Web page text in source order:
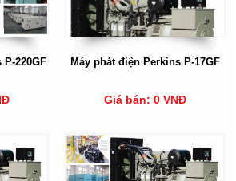
220GF Máy phát điện Perkins P-17GF
Giá bán: 0 VNĐ